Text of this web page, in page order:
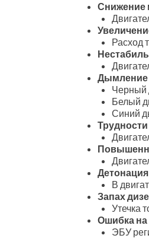
Снижение
Расход
Дымление
Черный
Белый
Синий
Трудности
Детонация
В
Запах
Утечка
Ошибка на
ЭБУ